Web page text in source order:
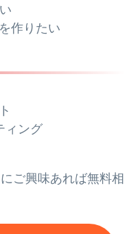
作りたい
ィング
ご興味あれば無料相